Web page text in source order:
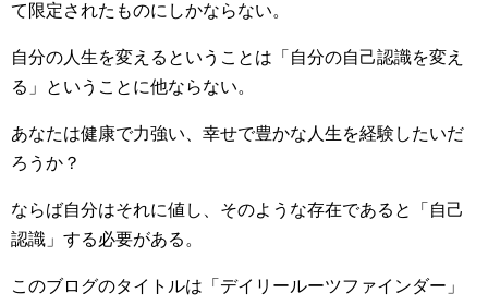
て限定されたものにしかならない。
自分の人生を変えるということは「自分の自己認識を変え
る」ということに他ならない。
あなたは健康で力強い、幸せで豊かな人生を経験したいだ
ろうか？
ならば自分はそれに値し、そのような存在であると「自己
認識」する必要がある。
このブログのタイトルは「デイリールーツファインダー」